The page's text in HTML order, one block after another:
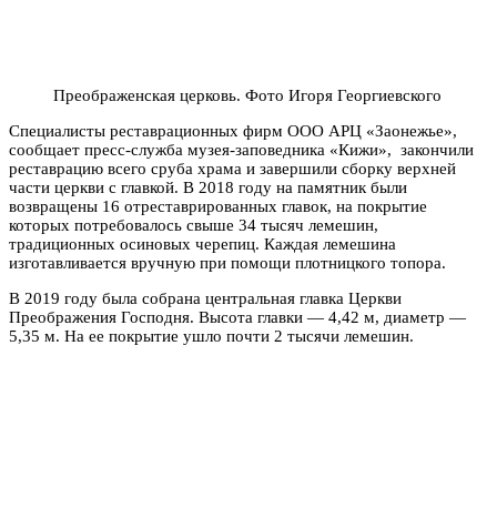
Преображенская церковь. Фото Игоря Георгиевского
Специалисты реставрационных фирм ООО АРЦ «Заонежье»,
сообщает пресс-служба музея-заповедника «Кижи», закончили
реставрацию всего сруба храма и завершили сборку верхней
части церкви с главкой. В 2018 году на памятник были
возвращены 16 отреставрированных главок, на покрытие
которых потребовалось свыше 34 тысяч лемешин,
традиционных осиновых черепиц. Каждая лемешина
изготавливается вручную при помощи плотницкого топора.
В 2019 году была собрана центральная главка Церкви
Преображения Господня. Высота главки — 4,42 м, диаметр —
5,35 м. На ее покрытие ушло почти 2 тысячи лемешин.